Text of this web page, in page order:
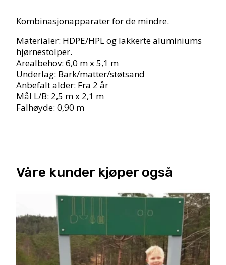
Kombinasjonapparater for de mindre.
Materialer: HDPE/HPL og lakkerte aluminiums
hjørnestolper.
Arealbehov: 6,0 m x 5,1 m
Underlag: Bark/matter/støtsand
Anbefalt alder: Fra 2 år
Mål L/B: 2,5 m x 2,1 m
Falhøyde: 0,90 m
Våre kunder kjøper også